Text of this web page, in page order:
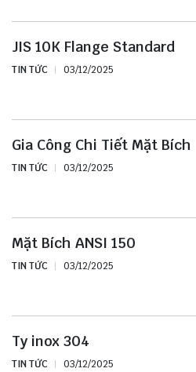
JIS 10K Flange Standard
TIN TỨC 03/12/2025
Gia Công Chi Tiết Mặt Bích
TIN TỨC 03/12/2025
Mặt Bích ANSI 150
TIN TỨC 03/12/2025
Ty inox 304
TIN TỨC 03/12/2025